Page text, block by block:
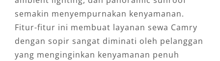
semakin menyempurnakan kenyamanan.
Fitur-fitur ini membuat layanan sewa Camry
dengan sopir sangat diminati oleh pelanggan
yang menginginkan kenyamanan penuh